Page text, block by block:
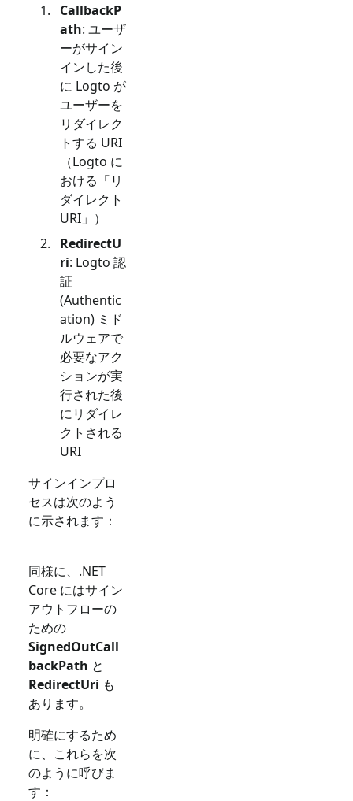
CallbackP
ath: ユーザ
ーがサイン
インした後
に Logto が
ユーザーを
リダイレク
トする URI
（Logto に
おける「リ
ダイレクト
URI」）
RedirectU
ri: Logto 認
証
(Authentic
ation) ミド
ルウェアで
必要なアク
ションが実
行された後
にリダイレ
クトされる
URI
サインインプロ
セスは次のよう
に示されます：
同様に、.NET
Core にはサイン
アウトフローの
ための
SignedOutCall
backPath と
RedirectUri も
あります。
明確にするため
に、これらを次
のように呼びま
す：